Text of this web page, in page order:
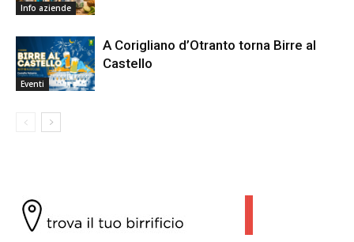
Info aziende
Eventi
A Corigliano d’Otranto torna Birre al
Castello